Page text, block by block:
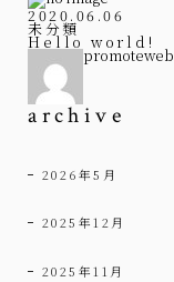
2020.06.06
未分類
Hello world!
promoteweb
archive
2026年5月
2025年12月
2025年11月